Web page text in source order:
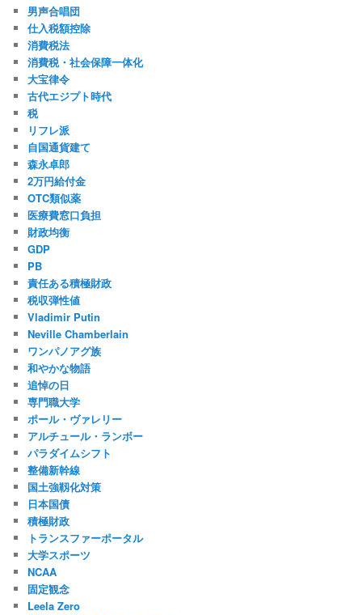
男声合唱団
仕入税額控除
消費税法
消費税・社会保障一体化
大宝律令
古代エジプト時代
税
リフレ派
自国通貨建て
森永卓郎
2万円給付金
OTC類似薬
医療費窓口負担
財政均衡
GDP
PB
責任ある積極財政
税収弾性値
Vladimir Putin
Neville Chamberlain
ワンパノアグ族
和やかな物語
追悼の日
専門職大学
ポール・ヴァレリー
アルチュール・ランボー
パラダイムシフト
整備新幹線
国土強靱化対策
日本国債
積極財政
トランスファーポータル
大学スポーツ
NCAA
固定観念
Leela Zero